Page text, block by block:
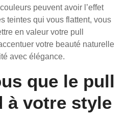
peuvent avoir l’effet
teintes qui vous flattent, vous
en valeur votre pull
votre beauté naturelle
avec élégance.
que le pull
à votre style